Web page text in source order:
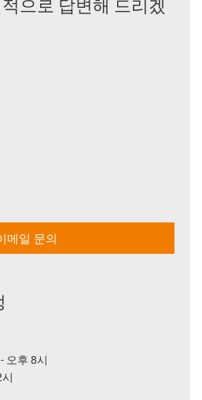
으로 답변해 드리겠
메일 문의
오후 8시